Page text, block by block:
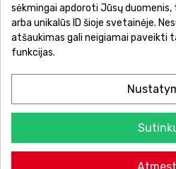
sėkmingai apdoroti Jūsų duomenis,
arba unikalūs ID šioje svetainėje.
atšaukimas gali neigiamai paveikti
funkcijas.